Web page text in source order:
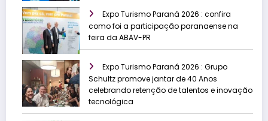
Expo Turismo Paraná 2026 : confira
como foi a participação paranaense na
feira da ABAV-PR
Expo Turismo Paraná 2026 : Grupo
Schultz promove jantar de 40 Anos
celebrando retenção de talentos e inovação
tecnológica